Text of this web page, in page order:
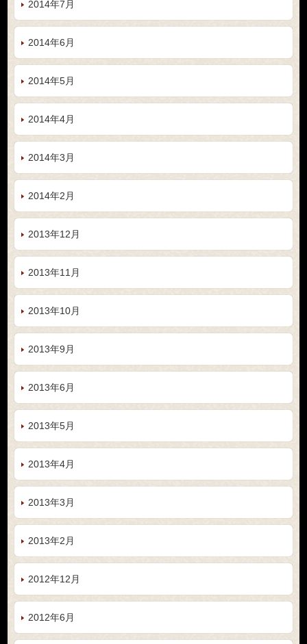
2014年7月
2014年6月
2014年5月
2014年4月
2014年3月
2014年2月
2013年12月
2013年11月
2013年10月
2013年9月
2013年6月
2013年5月
2013年4月
2013年3月
2013年2月
2012年12月
2012年6月